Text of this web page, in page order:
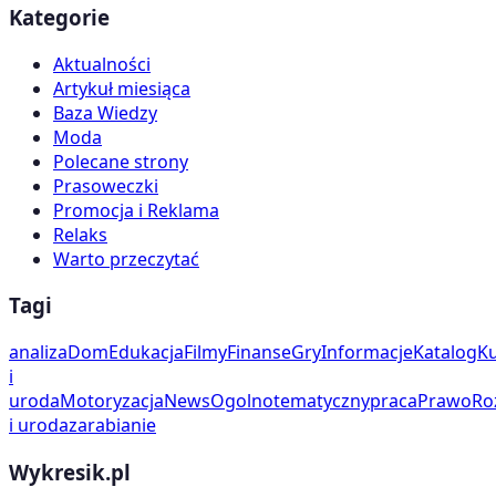
Kategorie
Aktualności
Artykuł miesiąca
Baza Wiedzy
Moda
Polecane strony
Prasoweczki
Promocja i Reklama
Relaks
Warto przeczytać
Tagi
analizaDomEdukacjaFilmyFinanseGryInformacjeKatalog
i
urodaMotoryzacjaNewsOgolnotematycznypracaPrawo
i urodazarabianie
Wykresik.pl